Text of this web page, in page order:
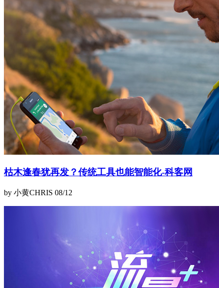
枯木逢春犹再发？传统工具也能智能化-科客网
by 小黄CHRIS 08/12